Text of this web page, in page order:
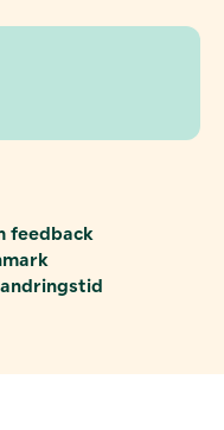
feedback